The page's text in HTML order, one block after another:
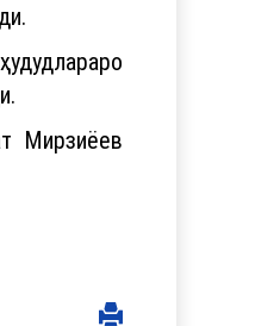
Мирзиёев